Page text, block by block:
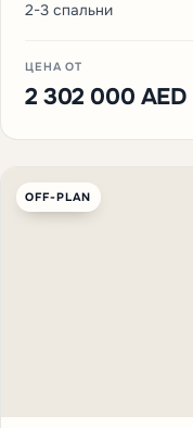
2-3 спальни
ЦЕНА ОТ
2 302 000 AED
OFF-PLAN